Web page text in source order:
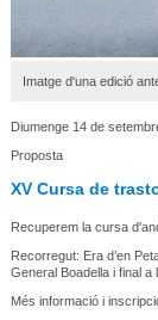
Imatge d'una edició
Diumenge 14 de
Proposta
XV Cursa de
Recuperem la cursa
Recorregut: Era d’en
General Boadella i final a
Més informació i